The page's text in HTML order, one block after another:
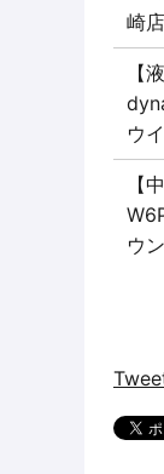
崎店
【
ウ
【
ウ